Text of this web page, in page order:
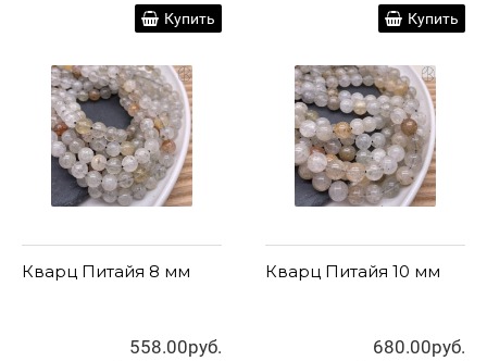
Купить Купить
Кварц Питайя 8 мм
558.00руб.
Кварц Питайя 10 мм
680.00руб.